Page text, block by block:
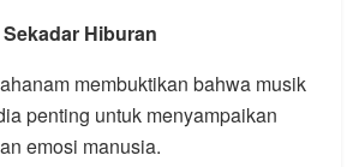
Hiburan
membuktikan bahwa musik
penting untuk menyampaikan
emosi manusia.